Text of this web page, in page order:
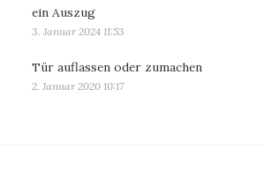
ein Auszug
3. Januar 2024 11:53
Tür auflassen oder zumachen
2. Januar 2020 10:17